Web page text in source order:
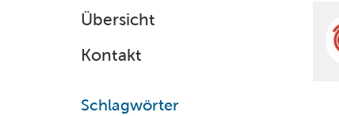
Übersicht
Kontakt
Schlagwörter